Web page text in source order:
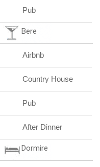
Pub
Bere
Airbnb
Country House
Pub
After Dinner
Dormire